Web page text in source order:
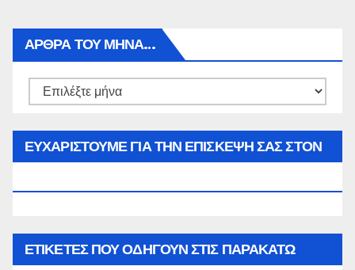
ΑΡΘΡΑ ΤΟΥ ΜΉΝΑ…
Αρθρα
ΕΥΧΑΡΙΣΤΟΥΜΕ ΓΙΑ ΤΗΝ ΕΠΙΣΚΕΨΗ ΣΑΣ ΣΤΟΝ
ΕΤΙΚΈΤΕΣ ΠΟΥ ΟΔΗΓΟΎΝ ΣΤΙΣ ΠΑΡΑΚΆΤΩ